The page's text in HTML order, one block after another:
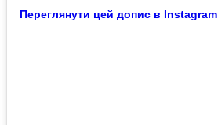
Переглянути цей допис в Instagram